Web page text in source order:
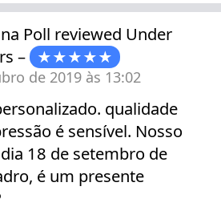
Poll reviewed Under
–
★★★★★
de 2019 às 13:02
qualidade
é sensível. Nosso
18 de setembro de
é um presente